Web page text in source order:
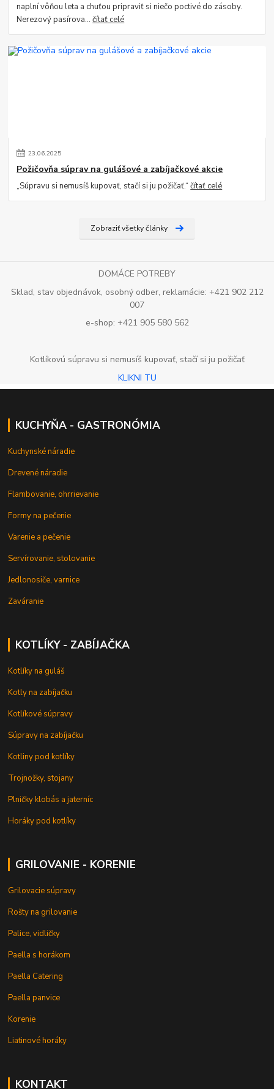
naplní vôňou leta a chuťou pripraviť si niečo poctivé do zásoby.
Nerezový pasírova...čítať celé
23.06.2025
Požičovňa súprav na gulášové a zabíjačkové akcie
„Súpravu si nemusíš kupovať, stačí si ju požičať.“čítať celé
Zobraziť všetky články
DOMÁCE POTREBY
Sklad, stav objednávok, osobný odber, reklamácie: +421 902 212
007
e-shop: +421 905 580 562
Kotlíkovú súpravu si nemusíš kupovať, stačí si ju požičať
KLIKNI TU
KUCHYŇA - GASTRONÓMIA
Kuchynské náradie
Drevené náradie
Flambovanie, ohrrievanie
Formy na pečenie
Varenie a pečenie
Servírovanie, stolovanie
Jedlonosiče, varnice
Zaváranie
KOTLÍKY - ZABÍJAČKA
Kotlíky na guláš
Kotly na zabíjačku
Kotlíkové súpravy
Súpravy na zabíjačku
Kotliny pod kotlíky
Trojnožky, stojany
Plničky klobás a jaterníc
Horáky pod kotlíky
GRILOVANIE - KORENIE
Grilovacie súpravy
Rošty na grilovanie
Palice, vidličky
Paella s horákom
Paella Catering
Paella panvice
Korenie
Liatinové horáky
KONTAKT